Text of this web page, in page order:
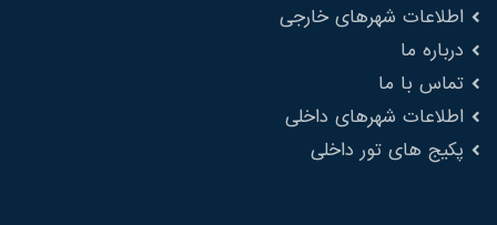
اطلاعات شهرهای خارجی
درباره ما
تماس با ما
اطلاعات شهرهای داخلی
پکیج های تور داخلی